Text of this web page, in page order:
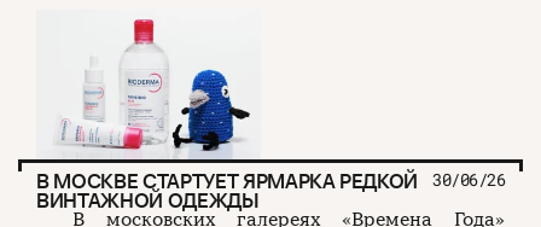
В МОСКВЕ СТАРТУЕТ ЯРМАРКА РЕДКОЙ
ВИНТАЖНОЙ ОДЕЖДЫ
30/06/26
В московских галереях «Времена Года»